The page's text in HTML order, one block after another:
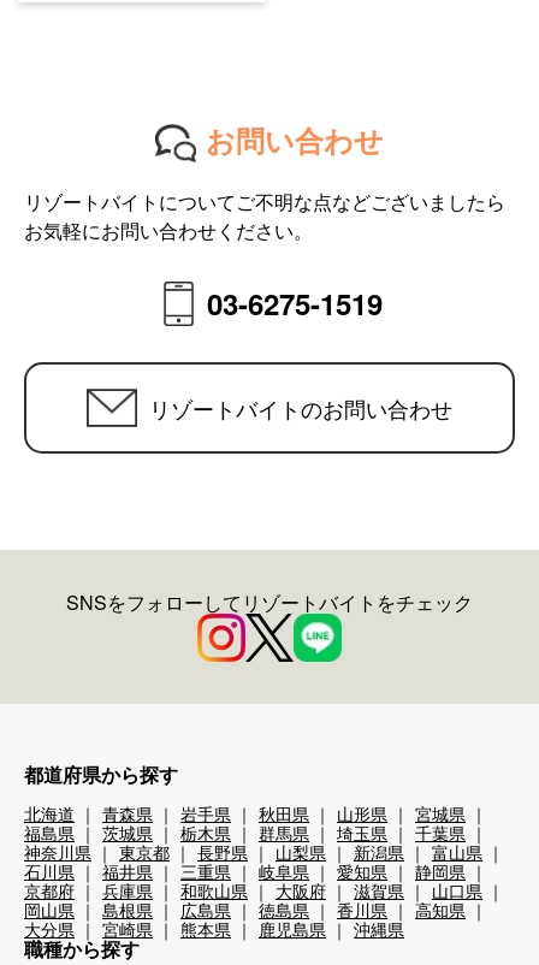
お問い合わせ
リゾートバイトについてご不明な点などございましたら
お気軽にお問い合わせください。
03-6275-1519
リゾートバイトのお問い合わせ
SNSをフォローしてリゾートバイトをチェック
都道府県から探す
北海道 青森県 岩手県 秋田県 山形県
宮城県
福島県
茨城県 栃木県 群馬県 埼玉県
千葉県
神奈川県
東京都 長野県 山梨県 新潟県
富山県
石川県
福井県 三重県 岐阜県 愛知県
静岡県
京都府
兵庫県 和歌山県 大阪府 滋賀県
山口県
岡山県
島根県 広島県 徳島県 香川県
高知県
大分県
宮崎県 熊本県 鹿児島県 沖縄県
職種から探す